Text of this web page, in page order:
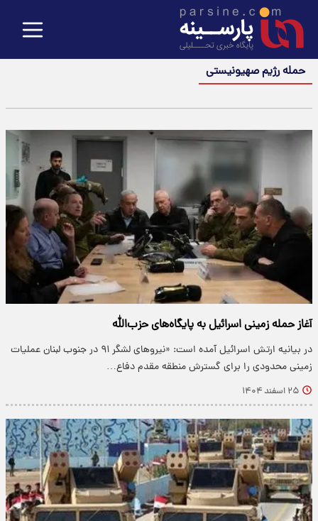
حمله رژیم صهیونیستی
آغاز حمله زمینی اسرائیل به پایگاه‌های حزب‌الله
در بیانیه ارتش اسرائیل آمده است: «نیروهای لشگر ۹۱ در جنوب لبنان عملیات
زمینی محدودی را برای گسترش منطقه مقدم دفاع…
۲۵ اسفند ۱۴۰۴